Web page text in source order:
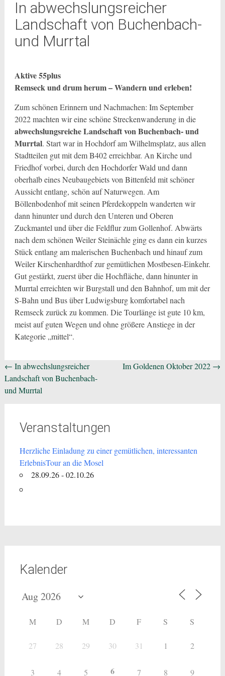
In abwechslungsreicher
Landschaft von Buchenbach-
und Murrtal
Aktive 55plus
Remseck und drum herum – Wandern und erleben!
Zum schönen Erinnern und Nachmachen: Im September
2022 machten wir eine schöne Streckenwanderung in die
abwechslungsreiche Landschaft von Buchenbach- und
Murrtal. Start war in Hochdorf am Wilhelmsplatz, aus allen
Stadtteilen gut mit dem B402 erreichbar. An Kirche und
Friedhof vorbei, durch den Hochdorfer Wald und dann
oberhalb eines Neubaugebiets von Bittenfeld mit schöner
Aussicht entlang, schön auf Naturwegen. Am
Böllenbodenhof mit seinen Pferdekoppeln wanderten wir
dann hinunter und durch den Unteren und Oberen
Zuckmantel und über die Feldflur zum Gollenhof. Abwärts
nach dem schönen Weiler Steinächle ging es dann ein kurzes
Stück entlang am malerischen Buchenbach und hinauf zum
Weiler Kirschenhardthof zur gemütlichen Mostbesen-Einkehr.
Gut gestärkt, zuerst über die Hochfläche, dann hinunter in
Murrtal erreichten wir Burgstall und den Bahnhof, um mit der
S-Bahn und Bus über Ludwigsburg komfortabel nach
Remseck zurück zu kommen. Die Tourlänge ist gute 10 km,
meist auf guten Wegen und ohne größere Anstiege in der
Kategorie „mittel“.
Beitragsnavigation
← In abwechslungsreicher
Landschaft von Buchenbach-
und Murrtal
Im Goldenen Oktober 2022 →
Veranstaltungen
Herzliche Einladung zu einer gemütlichen, interessanten
ErlebnisTour an die Mosel
28.09.26 - 02.10.26
Kalender
M D M D F S S
27 28 29 30 31 1 2
3 4 5 6 7 8 9